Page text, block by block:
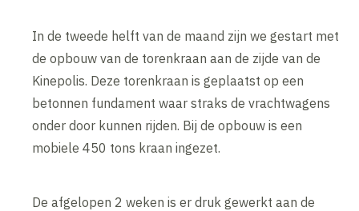
In de tweede helft van de maand zijn we gestart met
de opbouw van de torenkraan aan de zijde van de
Kinepolis. Deze torenkraan is geplaatst op een
betonnen fundament waar straks de vrachtwagens
onder door kunnen rijden. Bij de opbouw is een
mobiele 450 tons kraan ingezet.
De afgelopen 2 weken is er druk gewerkt aan de